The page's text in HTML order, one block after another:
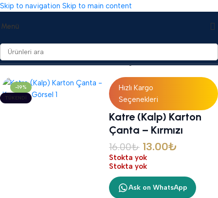
Skip to navigation Skip to main content
Menü
Ana Sayfa/Mevlid Hediyelikleri/Karton Çantalar
-19%
TÜKENDI
Hızlı Kargo
Seçenekleri
Katre (Kalp) Karton
Çanta – Kırmızı
16.00₺ 13.00₺
Stokta yok
Stokta yok
Ask on WhatsApp